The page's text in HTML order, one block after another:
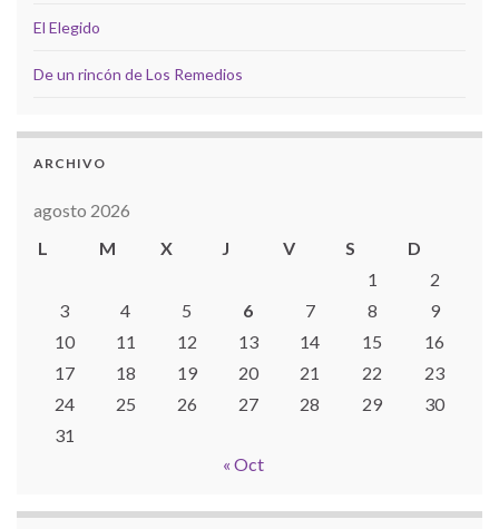
El Elegido
De un rincón de Los Remedios
ARCHIVO
agosto 2026
L
M X J V S
D
1
2
3
4 5 6 7 8
9
10
11 12 13 14 15
16
17
18 19 20 21 22
23
24
25 26 27 28 29
30
31
« Oct